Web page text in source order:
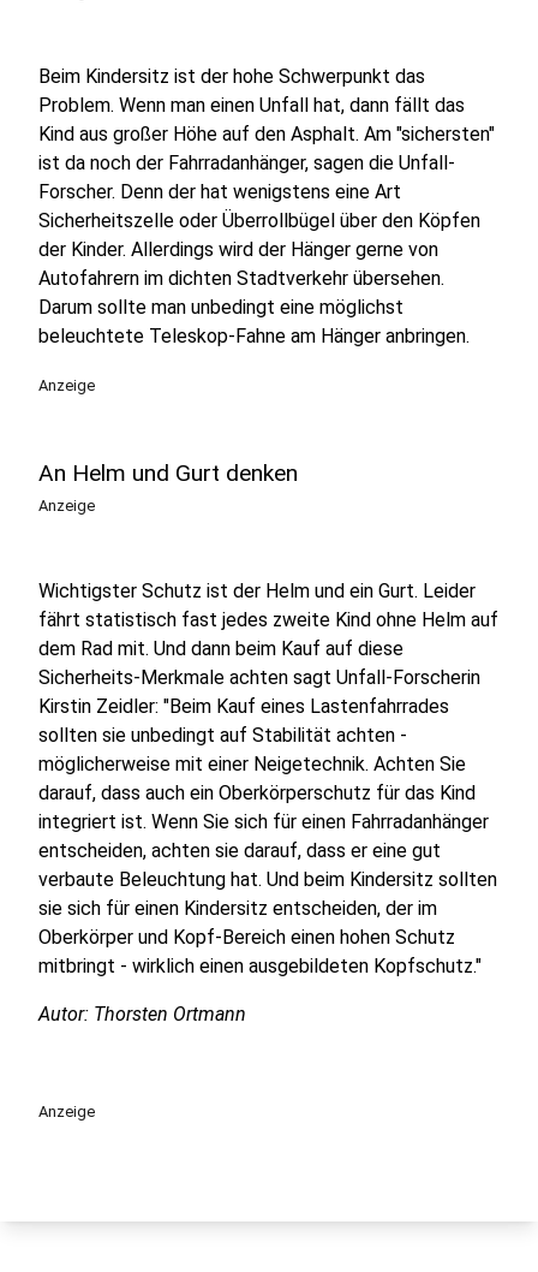
Beim Kindersitz ist der hohe Schwerpunkt das
Problem. Wenn man einen Unfall hat, dann fällt das
Kind aus großer Höhe auf den Asphalt. Am "sichersten"
ist da noch der Fahrradanhänger, sagen die Unfall-
Forscher. Denn der hat wenigstens eine Art
Sicherheitszelle oder Überrollbügel über den Köpfen
der Kinder. Allerdings wird der Hänger gerne von
Autofahrern im dichten Stadtverkehr übersehen.
Darum sollte man unbedingt eine möglichst
beleuchtete Teleskop-Fahne am Hänger anbringen.
Anzeige
An Helm und Gurt denken
Anzeige
Wichtigster Schutz ist der Helm und ein Gurt. Leider
fährt statistisch fast jedes zweite Kind ohne Helm auf
dem Rad mit. Und dann beim Kauf auf diese
Sicherheits-Merkmale achten sagt Unfall-Forscherin
Kirstin Zeidler: "Beim Kauf eines Lastenfahrrades
sollten sie unbedingt auf Stabilität achten -
möglicherweise mit einer Neigetechnik. Achten Sie
darauf, dass auch ein Oberkörperschutz für das Kind
integriert ist. Wenn Sie sich für einen Fahrradanhänger
entscheiden, achten sie darauf, dass er eine gut
verbaute Beleuchtung hat. Und beim Kindersitz sollten
sie sich für einen Kindersitz entscheiden, der im
Oberkörper und Kopf-Bereich einen hohen Schutz
mitbringt - wirklich einen ausgebildeten Kopfschutz."
Autor: Thorsten Ortmann
Anzeige